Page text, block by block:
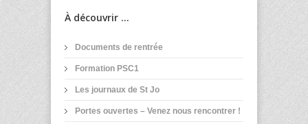
À découvrir ...
Documents de rentrée
Formation PSC1
Les journaux de St Jo
Portes ouvertes – Venez nous rencontrer !